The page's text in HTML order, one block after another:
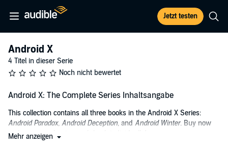
Jetzt testen
Android X
4 Titel in dieser Serie
Noch nicht bewertet
Android X: The Complete Series Inhaltsangabe
This collection contains all three books in the Android X Series:
Android Paradox, Android Deception, and Android Winter. Buy now
and save over buying each book individually!
Mehr anzeigen